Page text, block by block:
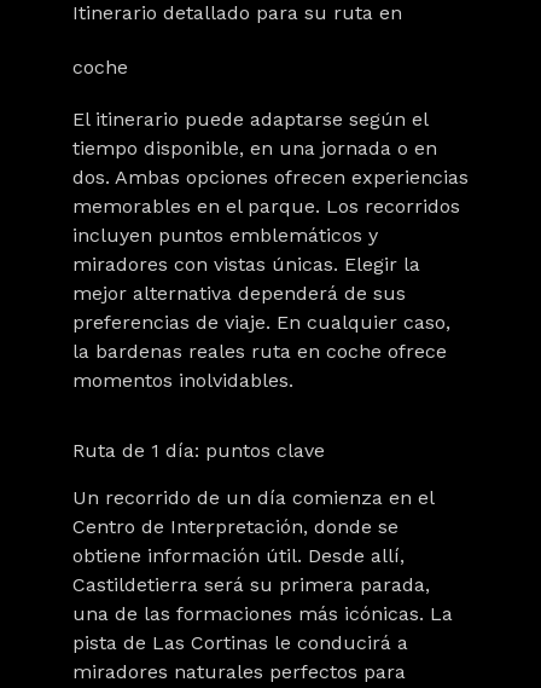
Itinerario detallado para su ruta en
coche
El itinerario puede adaptarse según el
tiempo disponible, en una jornada o en
dos. Ambas opciones ofrecen experiencias
memorables en el parque. Los recorridos
incluyen puntos emblemáticos y
miradores con vistas únicas. Elegir la
mejor alternativa dependerá de sus
preferencias de viaje. En cualquier caso,
la bardenas reales ruta en coche ofrece
momentos inolvidables.
Ruta de 1 día: puntos clave
Un recorrido de un día comienza en el
Centro de Interpretación, donde se
obtiene información útil. Desde allí,
Castildetierra será su primera parada,
una de las formaciones más icónicas. La
pista de Las Cortinas le conducirá a
miradores naturales perfectos para